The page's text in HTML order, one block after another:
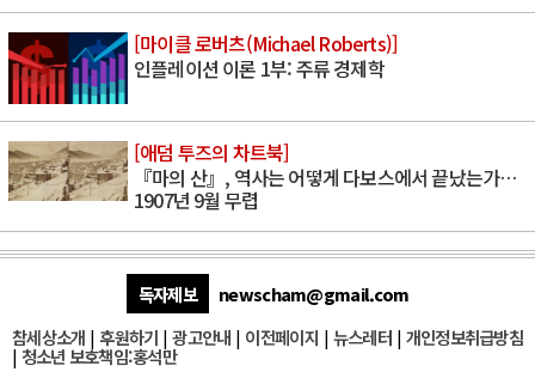
[마이클 로버츠(Michael Roberts)]
인플레이션 이론 1부: 주류 경제학
[애덤 투즈의 차트북]
『마의 산』, 역사는 어떻게 다보스에서 끝났는가…
1907년 9월 무렵
독자제보
newscham@gmail.com
참세상소개 | 후원하기 |광고안내 | 이전페이지 | 뉴스레터| 개인정보취급방침
| 청소년 보호책임:홍석만